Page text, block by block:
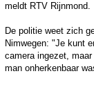
meldt RTV Rijnmond.
De politie weet zich
Nimwegen: "Je kunt
camera ingezet,
man onherkenbaar